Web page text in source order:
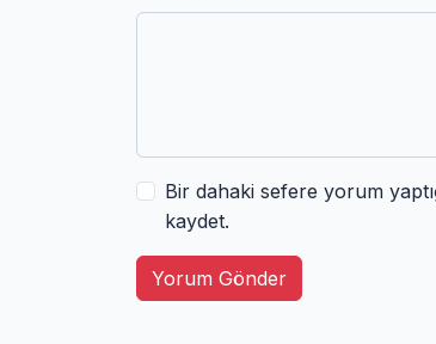
Bir dahaki sefere yorum
kaydet.
Yorum Gönder